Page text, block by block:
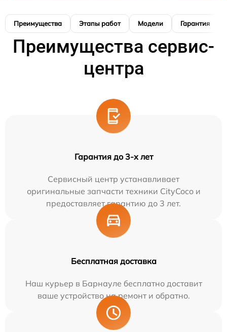
Преимущества Этапы работ Модели Гарантия
Преимущества сервис-
центра
Гарантия до 3-х лет
Сервисный центр устанавливает
оригинальные запчасти техники CityCoco и
предоставляет гарантию до 3 лет.
Бесплатная доставка
Наш курьер в Барнауле бесплатно доставит
ваше устройство на ремонт и обратно.